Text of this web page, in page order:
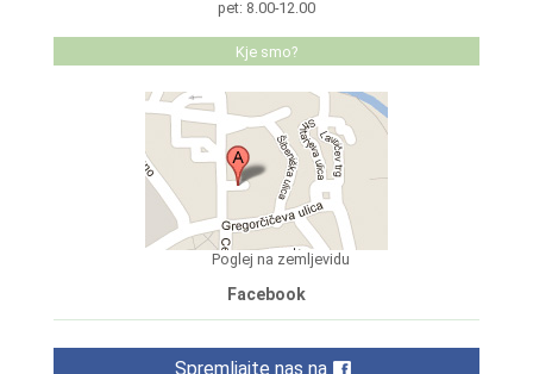
pet: 8.00-12.00
Kje smo?
Poglej na zemljevidu
Facebook
Spremljajte nas na